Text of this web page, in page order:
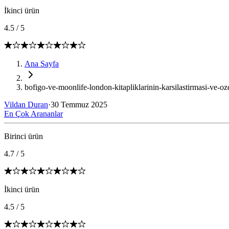
İkinci ürün
4.5 / 5
Ana Sayfa
bofigo-ve-moonlife-london-kitapliklarinin-karsilastirmasi-ve-
Vildan Duran·30 Temmuz 2025
En Çok Arananlar
Birinci ürün
4.7 / 5
İkinci ürün
4.5 / 5